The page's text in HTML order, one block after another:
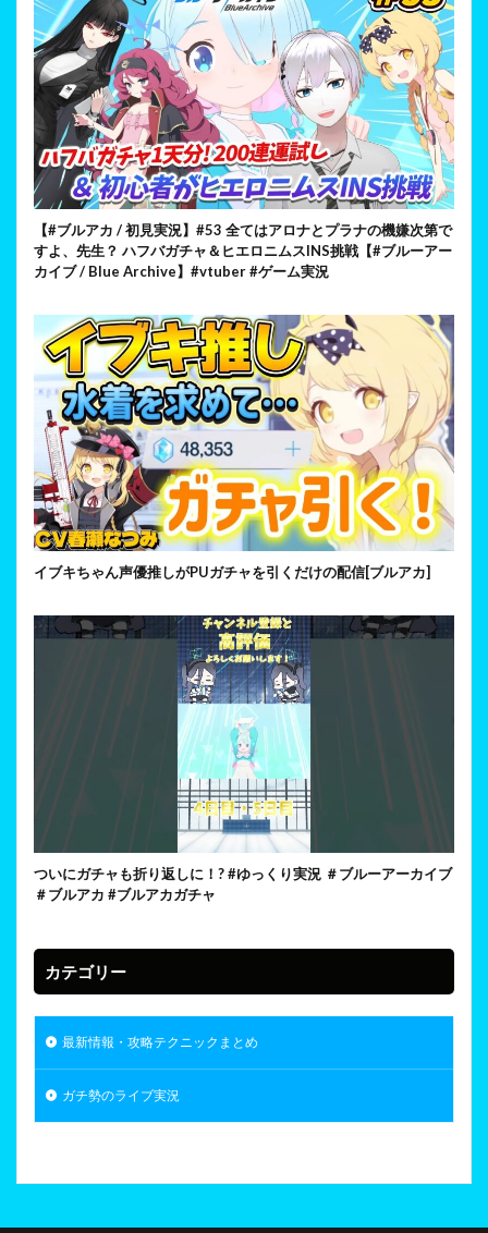
【#ブルアカ / 初見実況】#53 全てはアロナとプラナの機嫌次第で
すよ、先生？ ハフバガチャ＆ヒエロニムスINS挑戦【#ブルーアー
カイブ / Blue Archive】#vtuber #ゲーム実況
イブキちゃん声優推しがPUガチャを引くだけの配信[ブルアカ]
ついにガチャも折り返しに！? #ゆっくり実況 ＃ブルーアーカイブ
＃ブルアカ #ブルアカガチャ
カテゴリー
最新情報・攻略テクニックまとめ
ガチ勢のライブ実況